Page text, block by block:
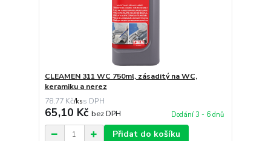
CLEAMEN 311 WC 750ml, zásaditý na WC,
keramiku a nerez
78,77 Kč/ks
65,10 Kč bez DPH Dodání 3 - 6 dnů
Přidat do košíku